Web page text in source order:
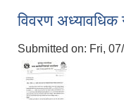
विवरण अध्यावधिक
Submitted on: Fri,